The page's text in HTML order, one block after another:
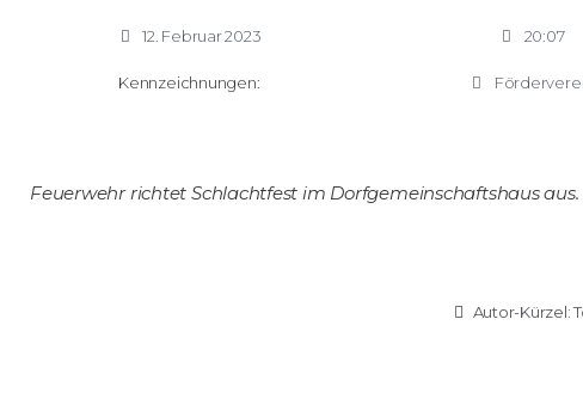
12. Februar 2023 20:07
Kennzeichnungen:
Feuerwehr richtet Schlachtfest im Dorfgemeinschaftshaus aus.
Autor-Kürzel: